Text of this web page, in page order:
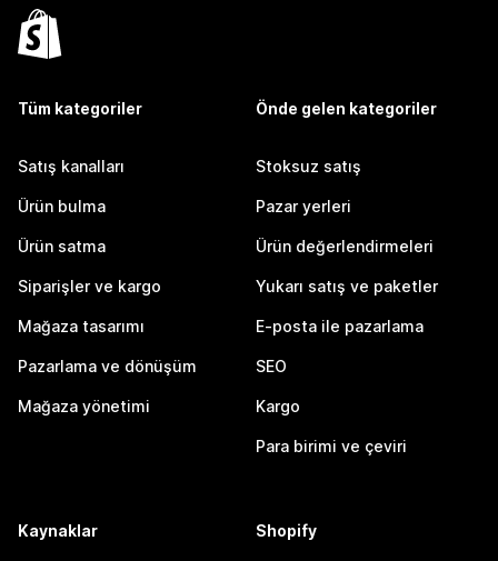
Tüm kategoriler
Satış kanalları
Ürün bulma
Ürün satma
Siparişler ve kargo
Mağaza tasarımı
Pazarlama ve dönüşüm
Mağaza yönetimi
Önde gelen kategoriler
Stoksuz satış
Pazar yerleri
Ürün değerlendirmeleri
Yukarı satış ve paketler
E-posta ile pazarlama
SEO
Kargo
Para birimi ve çeviri
Kaynaklar Shopify